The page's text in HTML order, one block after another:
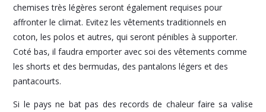
chemises très légères seront également requises pour
affronter le climat. Evitez les vêtements traditionnels en
coton, les polos et autres, qui seront pénibles à supporter.
Coté bas, il faudra emporter avec soi des vêtements comme
les shorts et des bermudas, des pantalons légers et des
pantacourts.
Si le pays ne bat pas des records de chaleur faire sa valise